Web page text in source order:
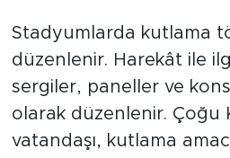
Stadyumlarda kutlama
düzenlenir. Harekât ile
sergiler, paneller ve
olarak düzenlenir. Çoğu
vatandaşı, kutlama